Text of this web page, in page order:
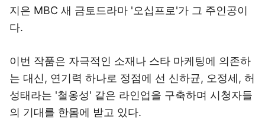
지은 MBC 새 금토드라마 '오십프로'가 그 주인공이
다.
이번 작품은 자극적인 소재나 스타 마케팅에 의존하
는 대신, 연기력 하나로 정점에 선 신하균, 오정세, 허
성태라는 '철옹성' 같은 라인업을 구축하며 시청자들
의 기대를 한몸에 받고 있다.